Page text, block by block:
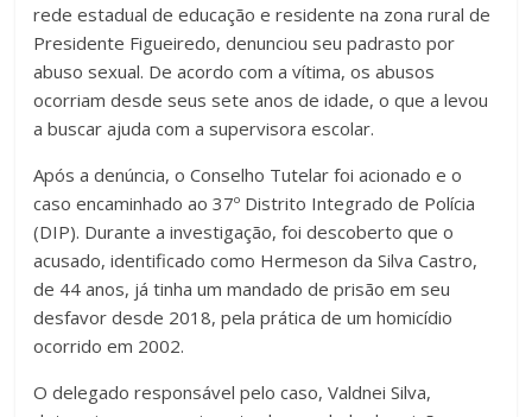
rede estadual de educação e residente na zona rural de
Presidente Figueiredo, denunciou seu padrasto por
abuso sexual. De acordo com a vítima, os abusos
ocorriam desde seus sete anos de idade, o que a levou
a buscar ajuda com a supervisora escolar.
Após a denúncia, o Conselho Tutelar foi acionado e o
caso encaminhado ao 37º Distrito Integrado de Polícia
(DIP). Durante a investigação, foi descoberto que o
acusado, identificado como Hermeson da Silva Castro,
de 44 anos, já tinha um mandado de prisão em seu
desfavor desde 2018, pela prática de um homicídio
ocorrido em 2002.
O delegado responsável pelo caso, Valdnei Silva,